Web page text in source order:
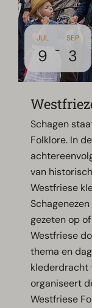
JUL
9 -
SEP
3
Schagen
Folklore. In
van
Westfriese
gezeten op
Westfriese
thema en
klederdracht
organiseert
Westfriese